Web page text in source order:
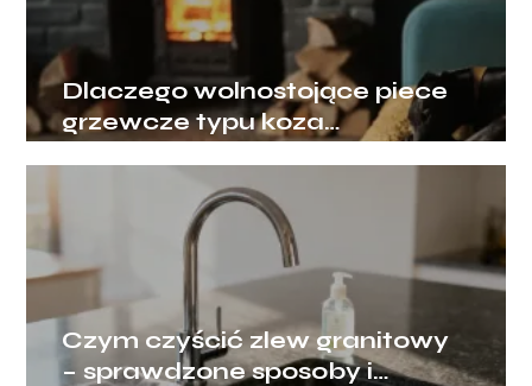
Dlaczego wolnostojące piece
grzewcze typu koza
Czym czyścić zlew granitowy
– sprawdzone sposoby i